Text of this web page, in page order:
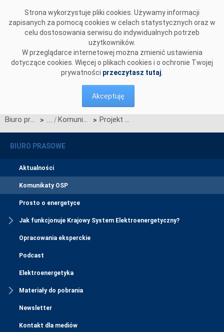
Strona wykorzystuje pliki cookies. Używamy informacji
zapisanych za pomocą cookies w celach statystycznych oraz w
celu dostosowania serwisu do indywidualnych potrzeb
użytkowników.
W przeglądarce internetowej można zmienić ustawienia
dotyczące cookies. Więcej o plikach cookies i o ochronie Twojej
prywatności przeczytasz tutaj
Akceptuję
Biuro prasowe > Komunikaty OSP > Projekt Karty aktualizacji nr RRM/Z/2/2020 Regulaminu rynku mocy
BIURO PRASOWE
Aktualności
Komunikaty OSP
Prosto o energetyce
Jak funkcjonuje Krajowy System Elektroenergetyczny?
Opracowania eksperckie
Podcast
Elektroenergetyka
Materiały do pobrania
Newsletter
Kontakt dla mediów